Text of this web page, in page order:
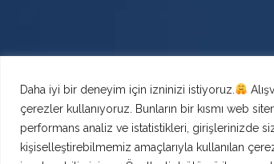
Daha iyi bir deneyim için izninizi istiyoruz.
çerezler kullanıyoruz. Bunların bir kısmı web
performans analiz ve istatistikleri, girişlerinizde
kişiselleştirebilmemiz amaçlarıyla kullanılan